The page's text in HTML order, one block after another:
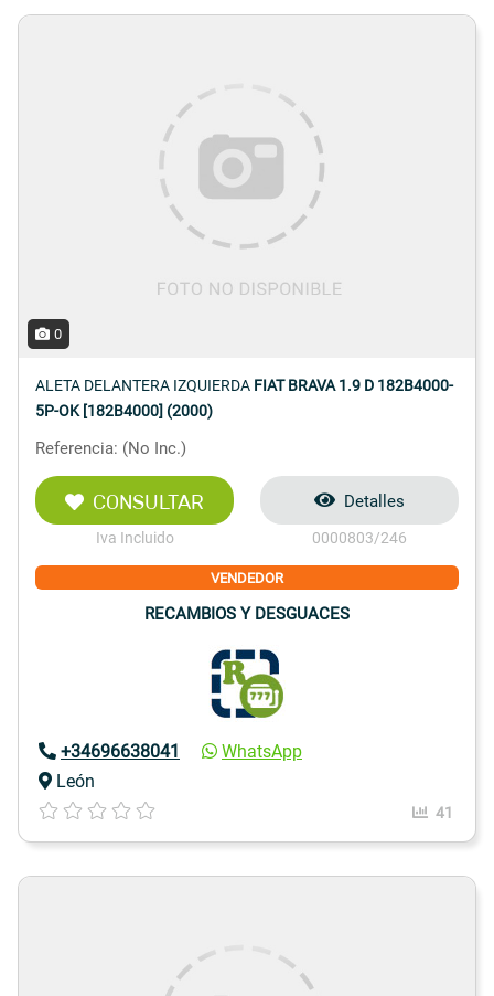
0
ALETA DELANTERA IZQUIERDA FIAT BRAVA 1.9 D 182B4000-
5P-OK [182B4000] (2000)
Referencia: (No Inc.)
CONSULTAR
Iva Incluido
Detalles
0000803/246
VENDEDOR
RECAMBIOS Y DESGUACES
+34696638041
WhatsApp
León
41